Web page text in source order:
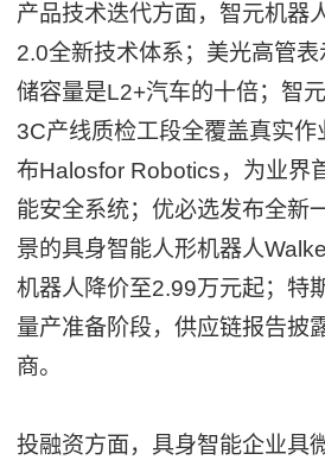
产品技术迭代方面，智元机器
2.0全新技术体系；美光高管
储容量是L2+汽车的十倍；智
3C产线质检工段全覆盖真实作
布Halosfor Robotics，为业界
能安全系统；优必选发布全新
景的具身智能人形机器人
机器人降价至2.99万元起；特
量产准备阶段，供应链报告披
商。
投融资方面，具身智能企业具